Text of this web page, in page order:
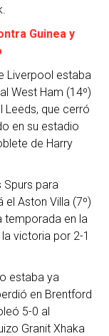
Guinea y
Liverpool estaba
West Ham (14º)
Leeds, que cerró
en su estadio
de Harry
Spurs para
Aston Villa (7º)
temporada en la
victoria por 2-1
estaba ya
en Brentford
5-0 al
Granit Xhaka